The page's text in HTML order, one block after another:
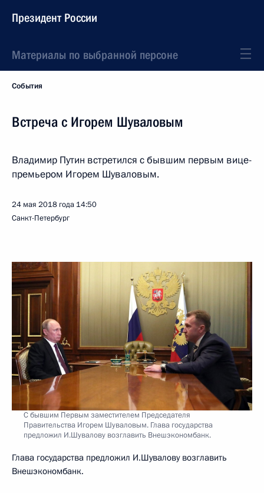
Президент России
Материалы по выбранной персоне
События
Встреча с Игорем Шуваловым
Владимир Путин встретился с бывшим первым вице-
премьером Игорем Шуваловым.
24 мая 2018 года 14:50
Санкт-Петербург
С бывшим Первым заместителем Председателя
Правительства Игорем Шуваловым. Глава государства
предложил И.Шувалову возглавить Внешэкономбанк.
Глава государства предложил И.Шувалову возглавить
Внешэкономбанк.